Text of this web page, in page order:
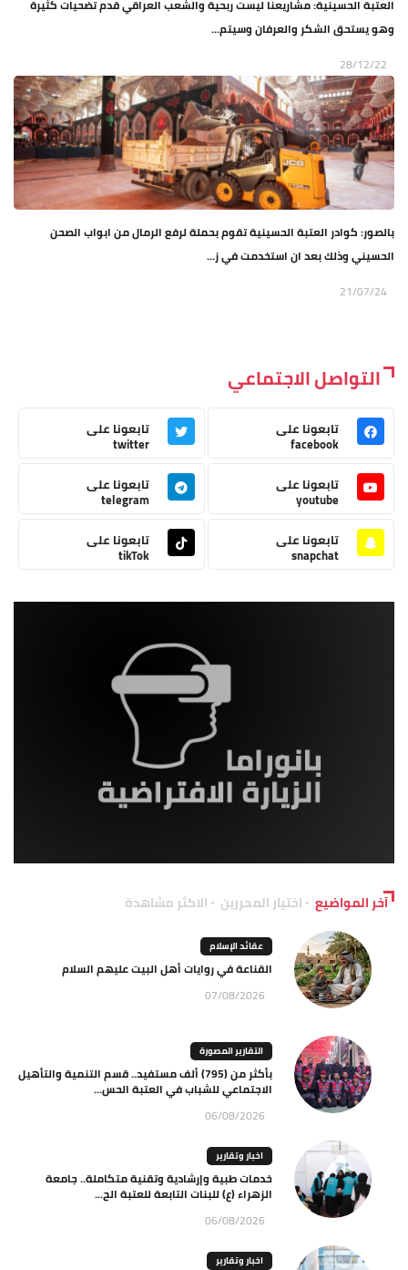
العتبة الحسينية: مشاريعنا ليست ربحية والشعب العراقي قدم تضحيات كثيرة
وهو يستحق الشكر والعرفان وسيتم...
28/12/22
بالصور: كوادر العتبة الحسينية تقوم بحملة لرفع الرمال من ابواب الصحن
الحسيني وذلك بعد ان استخدمت في ز...
21/07/24
التواصل الاجتماعي
تابعونا على
facebook
تابعونا على
twitter
تابعونا على
youtube
تابعونا على
telegram
تابعونا على
snapchat
تابعونا على
tikTok
آخر المواضيع اختيار المحررين الاكثر مشاهدة
عقائد الإسلام
القناعة في روايات أهل البيت عليهم السلام
07/08/2026
التقارير المصورة
بأكثر من (795) ألف مستفيد.. قسم التنمية والتأهيل
الاجتماعي للشباب في العتبة الحس...
06/08/2026
اخبار وتقارير
خدمات طبية وإرشادية وتقنية متكاملة.. جامعة
الزهراء (ع) للبنات التابعة للعتبة الح...
06/08/2026
اخبار وتقارير